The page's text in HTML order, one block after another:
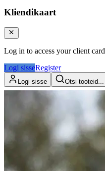
Kliendikaart
Log in to access your client card
Logi sisseRegister
Logi sisse Otsi tooteid...